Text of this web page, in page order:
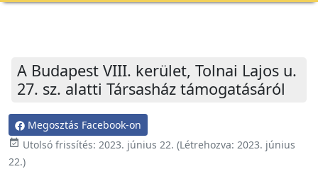
A Budapest VIII. kerület, Tolnai Lajos u.
27. sz. alatti Társasház támogatásáról
Megosztás Facebook-on
event_available Utolsó frissítés: 2023. június 22. (Létrehozva: 2023. június
22.)